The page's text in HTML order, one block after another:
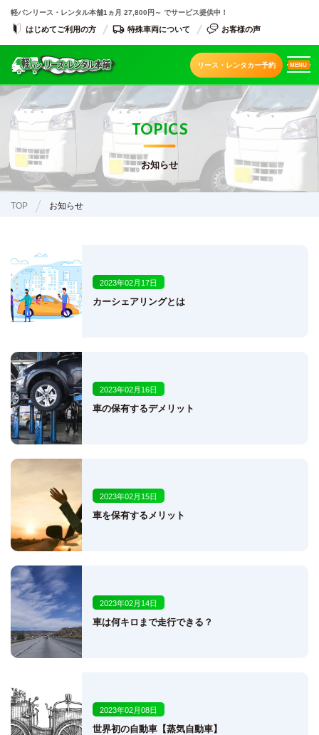
軽バンリース・レンタル本舗1ヵ月 27,800円～ でサービス提供中！
はじめてご利用の方 特殊車両について お客様の声
MENU
リース・レンタカー予約
TOPICS
お知らせ
TOP お知らせ
2023年02月17日
カーシェアリングとは
2023年02月16日
車の保有するデメリット
2023年02月15日
車を保有するメリット
2023年02月14日
車は何キロまで走行できる？
2023年02月08日
世界初の自動車【蒸気自動車】